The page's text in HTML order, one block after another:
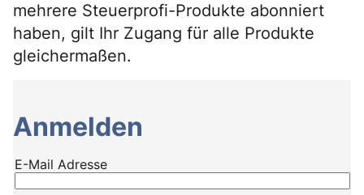
mehrere Steuerprofi-Produkte abonniert
haben, gilt Ihr Zugang für alle Produkte
gleichermaßen.
Anmelden